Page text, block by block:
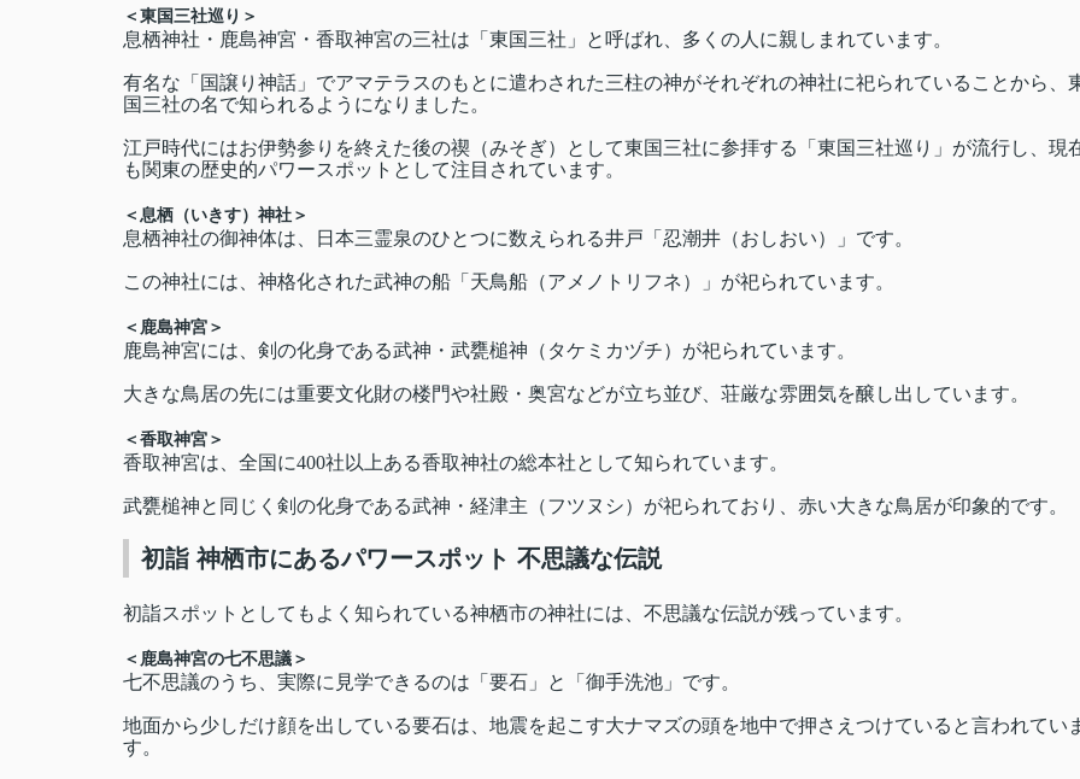
＜東国三社巡り＞
息栖神社・鹿島神宮・香取神宮の三社は「東国三社」と呼ばれ、多くの人に親しまれています。
有名な「国譲り神話」でアマテラスのもとに遣わされた三柱の神がそれぞれの神社に祀られていることから、
国三社の名で知られるようになりました。
江戸時代にはお伊勢参りを終えた後の禊（みそぎ）として東国三社に参拝する「東国三社巡り」が流行し、現
も関東の歴史的パワースポットとして注目されています。
＜息栖（いきす）神社＞
息栖神社の御神体は、日本三霊泉のひとつに数えられる井戸「忍潮井（おしおい）」です。
この神社には、神格化された武神の船「天鳥船（アメノトリフネ）」が祀られています。
＜鹿島神宮＞
鹿島神宮には、剣の化身である武神・武甕槌神（タケミカヅチ）が祀られています。
大きな鳥居の先には重要文化財の楼門や社殿・奥宮などが立ち並び、荘厳な雰囲気を醸し出しています。
＜香取神宮＞
香取神宮は、全国に400社以上ある香取神社の総本社として知られています。
武甕槌神と同じく剣の化身である武神・経津主（フツヌシ）が祀られており、赤い大きな鳥居が印象的です。
初詣 神栖市にあるパワースポット 不思議な伝説
初詣スポットとしてもよく知られている神栖市の神社には、不思議な伝説が残っています。
＜鹿島神宮の七不思議＞
七不思議のうち、実際に見学できるのは「要石」と「御手洗池」です。
地面から少しだけ顔を出している要石は、地震を起こす大ナマズの頭を地中で押さえつけていると言われてい
す。